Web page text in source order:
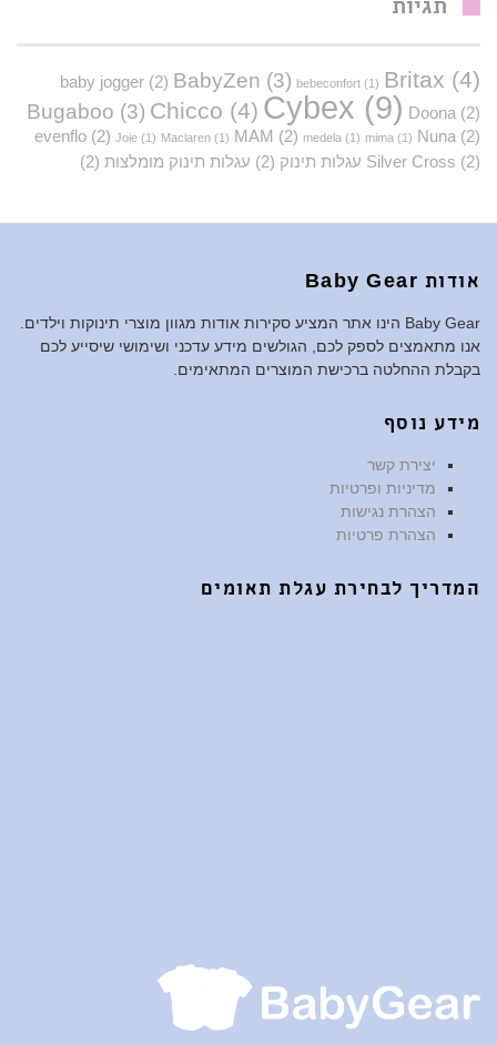
תגיות
baby jogger (2) BabyZen (3) bebeconfort (1) Britax (4)
Bugaboo (3) Chicco (4) Cybex (9) Doona (2)
evenflo (2) Joie (1) Maclaren (1) MAM (2) medela (1) mima (1) Nuna (2)
Silver Cross (2) עגלות תינוק (2) עגלות תינוק מומלצות (2)
אודות Baby Gear
Baby Gear הינו אתר המציע סקירות אודות מגוון מוצרי תינוקות וילדים.
אנו מתאמצים לספק לכם, הגולשים מידע עדכני ושימושי שיסייע לכם
בקבלת ההחלטה ברכישת המוצרים המתאימים.
מידע נוסף
יצירת קשר
מדיניות ופרטיות
הצהרת נגישות
הצהרת פרטיות
המדריך לבחירת עגלת תאומים